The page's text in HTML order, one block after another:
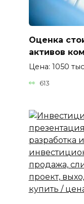
Оценка
активов
Цена: 1050
613